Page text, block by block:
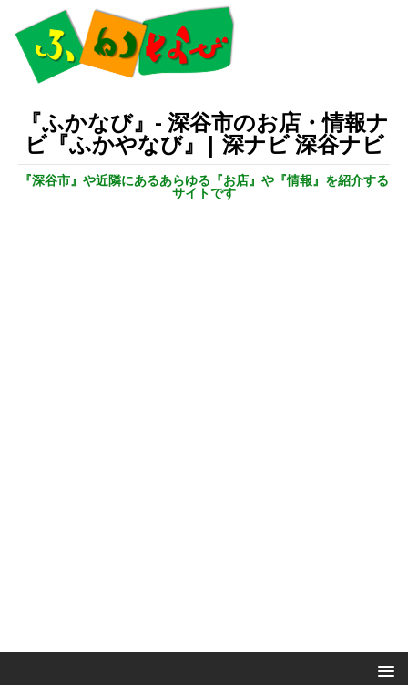
『ふかなび』- 深谷市のお店・情報ナ
ビ『ふかやなび』| 深ナビ 深谷ナビ
『深谷市』や近隣にあるあらゆる『お店』や『情報』を紹介する
サイトです